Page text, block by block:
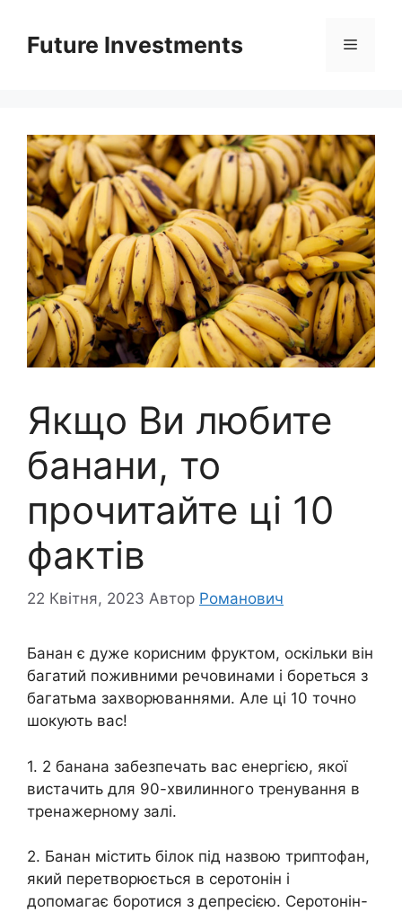
вмістуFuture Investments Меню
Якщо Ви любите
банани, то
прочитайте ці 10
фактів
22 Квітня, 2023 Автор Романович
Банан є дуже корисним фруктом, оскільки він
багатий поживними речовинами і бореться з
багатьма захворюваннями. Але ці 10 точно
шокують вас!
1. 2 банана забезпечать вас енергією, якої
вистачить для 90-хвилинного тренування в
тренажерному залі.
2. Банан містить білок під назвою триптофан,
який перетворюється в серотонін і
допомагає боротися з депресією. Серотонін-